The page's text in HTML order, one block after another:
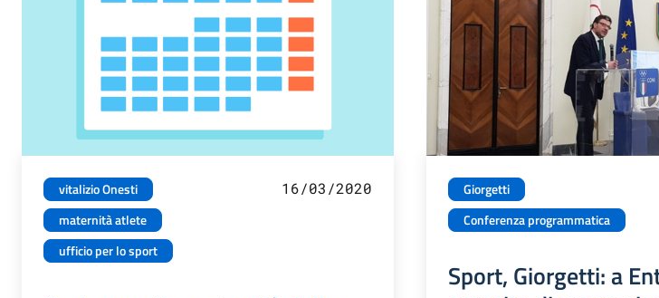
vitalizio Onesti
maternità atlete
ufficio per lo sport
16/03/2020
Giorgetti
Conferenza programmatica
Sport, Giorgetti: a